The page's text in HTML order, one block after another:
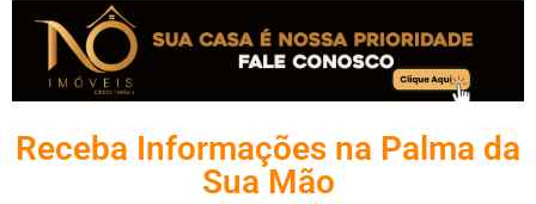
Receba Informações na Palma da
Sua Mão